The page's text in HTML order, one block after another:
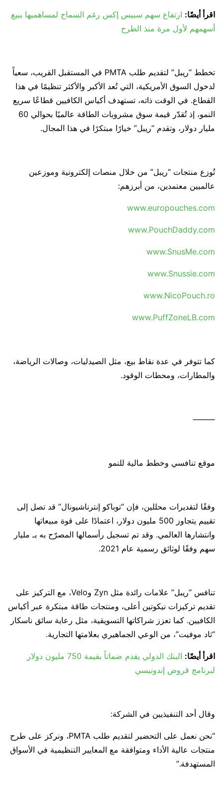
اقرأ أيضًا: ارتفاع سهم سبيس إكس رغم السماح لمساهميها ببيع
أسهمهم لأول مرة منذ الطرح
تخطط “ريبل” لتقديم طلب PMTA في المستقبل القريب، سعياً
لدخول السوق الأمريكية، التي تُعد الأكبر والأكثر تنظيمًا في هذا
القطاع. في الوقت ذاته، تستهدف أكياس الكافيين قطاعًا سريع
النمو، إذ تُقدّر قيمة سوق مشروبات الطاقة عالميًا بحوالي 60
مليار دولار، وتقدم “ريبل” خيارًا مبتكرًا في هذا المجال.
تُوزع منتجات “ريبل” من خلال منصات إلكترونية وموزعين
عالميين معتمدين، من أبرزهم:
www.europouches.com
www.PouchDaddy.com
www.SnusMe.com
www.Snussie.com
www.NicoPouch.ro
www.PuffZoneLB.com
كما تتوفر في عدة نقاط بيع، مثل الصيدليات، وصالات الرياضة،
والمطارات، ومحطات الوقود.
⸻
موقع تنافسي وخطط مالية للنمو
وفقًا لتقديرات محللين، فإن “توباكو إنترناشيونال” قد تصل إلى
تقييم يتجاوز 500 مليون دولار، اعتمادًا على قوة مبيعاتها
وانتشارها العالمي. وقد تم تسجيل رأسمالها المصرّح به بـ مليار
سهم وفقًا لوثائق رسمية عام 2021.
تنافس “ريبل” علامات رائدة مثل Zyn وVelo، مع التركيز على
تقديم تركيزات نيكوتين أعلى، ومنتجات طاقة مبتكرة عبر أكياس
الكافيين. كما تعزز شراكاتها التسويقية، مثل رعاية سائق ناسكار
“ثاد موفيت”، من الوعي الجماهيري بعلامتها التجارية.
اقرأ أيضًا:
البنك الدولي يقدم ضماناً بقيمة 750 مليون دولار
لبرنامج قروض إندونيسي
وقال أحد التنفيذيين في الشركة:
“نحن نعمل على التحضير لتقديم طلب PMTA، ونركز على طرح
منتجات عالية الأداء ومتوافقة مع المعايير التنظيمية في الأسواق
المستهدفة.”